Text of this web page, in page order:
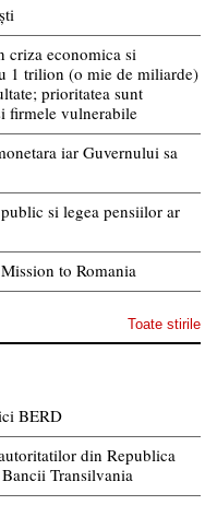
criza economica si
1 trilion (o mie de miliarde)
prioritatea sunt
firmele vulnerabile
iar Guvernului sa
si legea pensiilor ar
to Romania
Toate stirile
BERD
din Republica
Transilvania